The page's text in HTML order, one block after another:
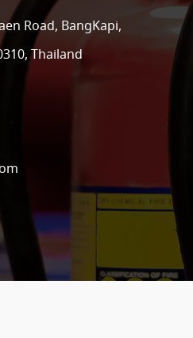
Road, BangKapi,
Thailand